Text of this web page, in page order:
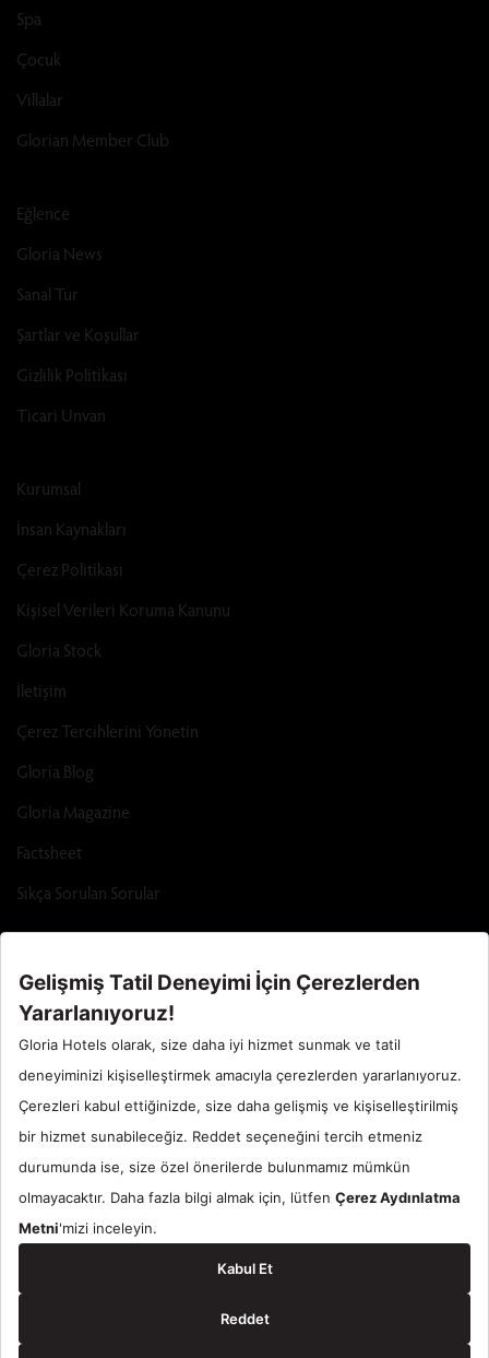
Spa
Çocuk
Villalar
Glorian Member Club
Eğlence
Gloria News
Sanal Tur
Şartlar ve Koşullar
Gizlilik Politikası
Ticari Unvan
Kurumsal
İnsan Kaynakları
Çerez Politikası
Kişisel Verileri Koruma Kanunu
Gloria Stock
İletişim
Çerez Tercihlerini Yönetin
Gloria Blog
Gloria Magazine
Factsheet
Sıkça Sorulan Sorular
Call Center : 90 242 710 06 00
Otel Santral : 90534 461 97 97
Gloria Hotels & Resorts bir